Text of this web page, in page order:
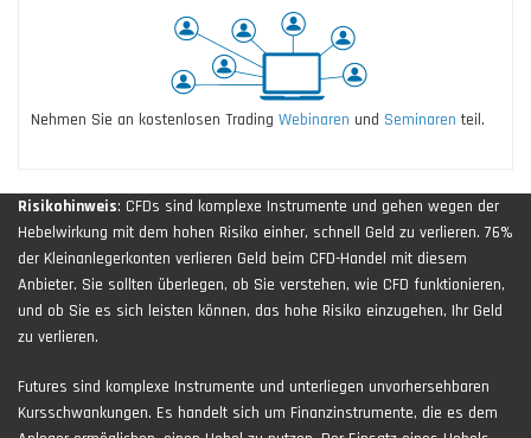
Nehmen Sie an kostenlosen Trading Webinaren und Seminaren teil.
Risikohinweis: CFDs sind komplexe Instrumente und gehen wegen der
Hebelwirkung mit dem hohen Risiko einher, schnell Geld zu verlieren. 76%
der Kleinanlegerkonten verlieren Geld beim CFD-Handel mit diesem
Anbieter. Sie sollten überlegen, ob Sie verstehen, wie CFD funktionieren,
und ob Sie es sich leisten können, das hohe Risiko einzugehen, Ihr Geld
zu verlieren.
Futures sind komplexe Instrumente und unterliegen unvorhersehbaren
Kursschwankungen. Es handelt sich um Finanzinstrumente, die es dem